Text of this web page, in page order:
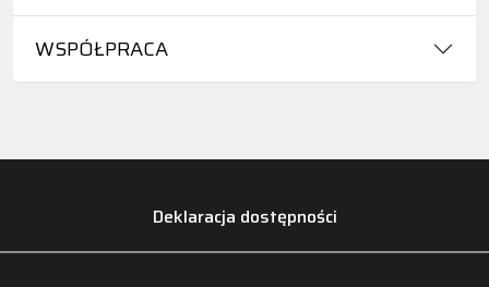
WSPÓŁPRACA
Deklaracja dostępności